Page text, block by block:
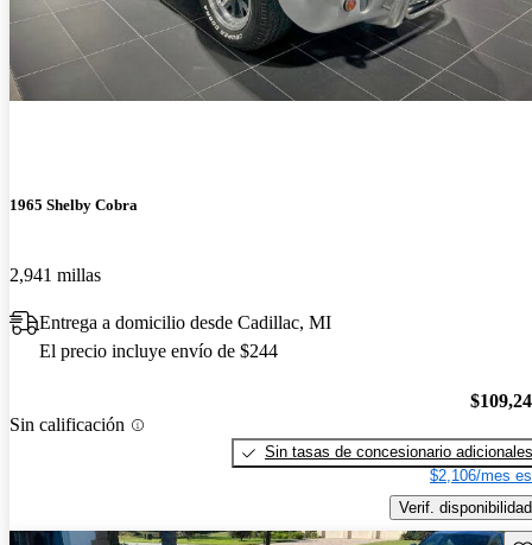
1965 Shelby Cobra
2,941 millas
Entrega a domicilio desde Cadillac, MI
El precio incluye envío de $244
Sin calificación
Sin tasas de concesionario adicionales
$2,106/mes
Verif. disponibilidad